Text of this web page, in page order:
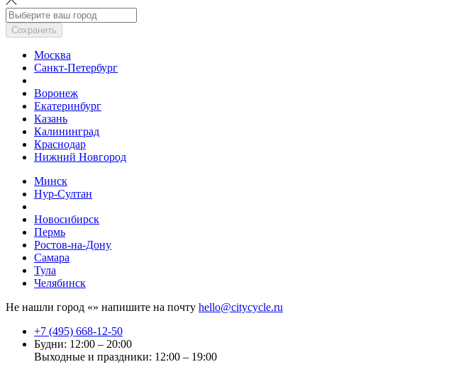
Сохранить
Москва
Санкт-Петербург
Воронеж
Екатеринбург
Казань
Калининград
Краснодар
Нижний Новгород
Минск
Нур-Султан
Новосибирск
Пермь
Ростов-на-Дону
Самара
Тула
Челябинск
Не нашли город «» напишите на почту hello@citycycle.ru
+7 (495) 668-12-50
Будни: 12:00 – 20:00
Выходные и праздники: 12:00 – 19:00